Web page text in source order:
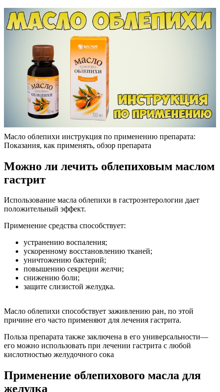
Масло облепихи инструкция по применению препарата:
Показания, как применять, обзор препарата
Можно ли лечить облепиховым маслом
гастрит
Использование масла облепихи в гастроэнтерологии дает
положительный эффект.
Применение средства способствует:
устранению воспаления;
ускоренному восстановлению тканей;
уничтожению бактерий;
повышению секреции желчи;
снижению боли;
защите слизистой желудка.
Масло облепихи способствует заживлению ран, по этой
причине его часто применяют для лечения гастрита.
Польза препарата также заключена в его универсальности—
его можно использовать при лечении гастрита с любой
кислотностью желудочного сока
Применение облепихового масла для
желудка